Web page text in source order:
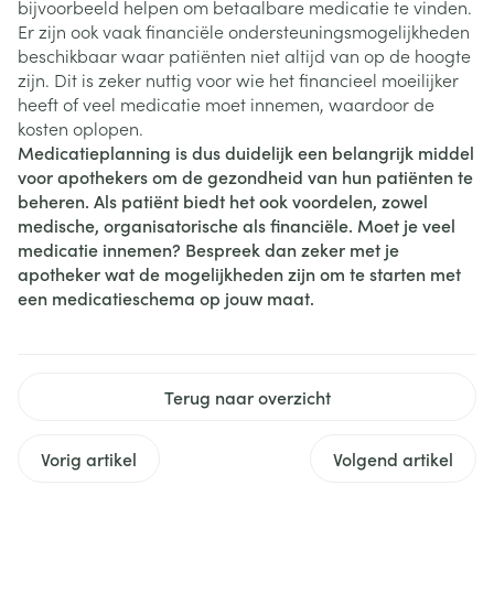
bijvoorbeeld helpen om betaalbare medicatie te vinden.
Er zijn ook vaak financiële ondersteuningsmogelijkheden
beschikbaar waar patiënten niet altijd van op de hoogte
zijn. Dit is zeker nuttig voor wie het financieel moeilijker
heeft of veel medicatie moet innemen, waardoor de
kosten oplopen.
Medicatieplanning is dus duidelijk een belangrijk middel
voor apothekers om de gezondheid van hun patiënten te
beheren. Als patiënt biedt het ook voordelen, zowel
medische, organisatorische als financiële. Moet je veel
medicatie innemen? Bespreek dan zeker met je
apotheker wat de mogelijkheden zijn om te starten met
een medicatieschema op jouw maat.
Terug naar overzicht
Vorig artikel Volgend artikel